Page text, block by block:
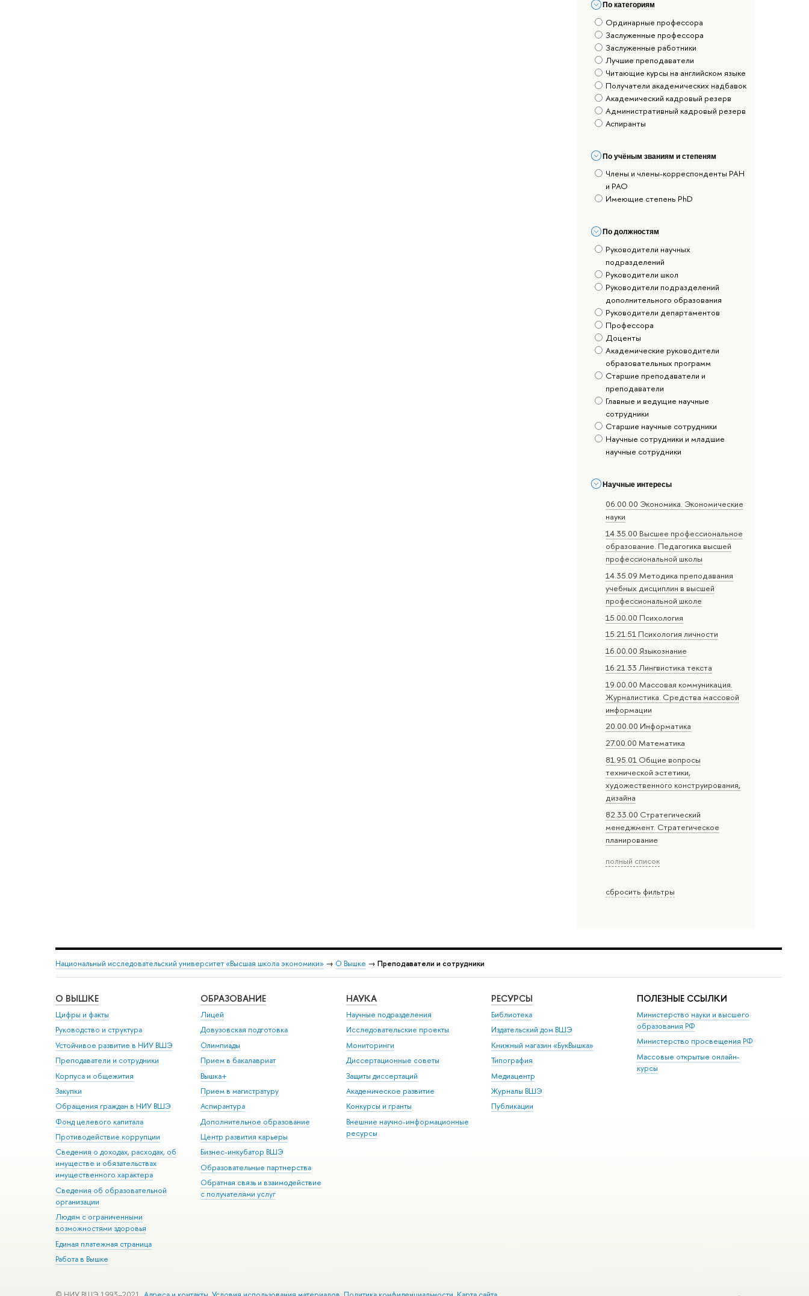
По категориям
Ординарные профессора
Заслуженные профессора
Заслуженные работники
Лучшие преподаватели
Читающие курсы на английском языке
Получатели академических надбавок
Академический кадровый резерв
Административный кадровый резерв
Аспиранты
По учёным званиям и степеням
Члены и члены-корреспонденты РАН
и РАО
Имеющие степень PhD
По должностям
Руководители научных
подразделений
Руководители школ
Руководители подразделений
дополнительного образования
Руководители департаментов
Профессора
Доценты
Академические руководители
образовательных программ
Старшие преподаватели и
преподаватели
Главные и ведущие научные
сотрудники
Старшие научные сотрудники
Научные сотрудники и младшие
научные сотрудники
Научные интересы
06.00.00 Экономика. Экономические
науки
14.35.00 Высшее профессиональное
образование. Педагогика высшей
профессиональной школы
14.35.09 Методика преподавания
учебных дисциплин в высшей
профессиональной школе
15.00.00 Психология
15.21.51 Психология личности
16.00.00 Языкознание
16.21.33 Лингвистика текста
19.00.00 Массовая коммуникация.
Журналистика. Средства массовой
информации
20.00.00 Информатика
27.00.00 Математика
81.95.01 Общие вопросы
технической эстетики,
художественного конструирования,
дизайна
82.33.00 Стратегический
менеджмент. Стратегическое
планирование
полный список
сбросить фильтры
Национальный исследовательский университет «Высшая школа экономики» → О Вышке → Преподаватели и сотрудники
О ВЫШКЕ
Цифры и факты
Руководство и структура
Устойчивое развитие в НИУ ВШЭ
Преподаватели и сотрудники
Корпуса и общежития
Закупки
Обращения граждан в НИУ ВШЭ
Фонд целевого капитала
Противодействие коррупции
Сведения о доходах, расходах, об
имуществе и обязательствах
имущественного характера
Сведения об образовательной
организации
Людям с ограниченными
возможностями здоровья
Единая платежная страница
Работа в Вышке
ОБРАЗОВАНИЕ
Лицей
Довузовская подготовка
Олимпиады
Прием в бакалавриат
Вышка+
Прием в магистратуру
Аспирантура
Дополнительное образование
Центр развития карьеры
Бизнес-инкубатор ВШЭ
Образовательные партнерства
Обратная связь и взаимодействие
с получателями услуг
НАУКА
Научные подразделения
Исследовательские проекты
Мониторинги
Диссертационные советы
Защиты диссертаций
Академическое развитие
Конкурсы и гранты
Внешние научно-информационные
ресурсы
РЕСУРСЫ
Библиотека
Издательский дом ВШЭ
Книжный магазин «БукВышка»
Типография
Медиацентр
Журналы ВШЭ
Публикации
ПОЛЕЗНЫЕ ССЫЛКИ
Министерство науки и высшего
образования РФ
Министерство просвещения РФ
Массовые открытые онлайн-
курсы